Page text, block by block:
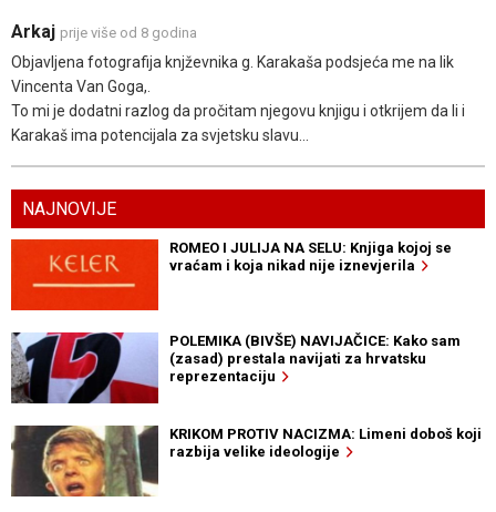
Arkaj prije više od 8 godina
Objavljena fotografija knjževnika g. Karakaša podsjeća me na lik
Vincenta Van Goga,.
To mi je dodatni razlog da pročitam njegovu knjigu i otkrijem da li i
Karakaš ima potencijala za svjetsku slavu...
NAJNOVIJE
ROMEO I JULIJA NA SELU: Knjiga kojoj se
vraćam i koja nikad nije iznevjerila
POLEMIKA (BIVŠE) NAVIJAČICE: Kako sam
(zasad) prestala navijati za hrvatsku
reprezentaciju
KRIKOM PROTIV NACIZMA: Limeni doboš koji
razbija velike ideologije